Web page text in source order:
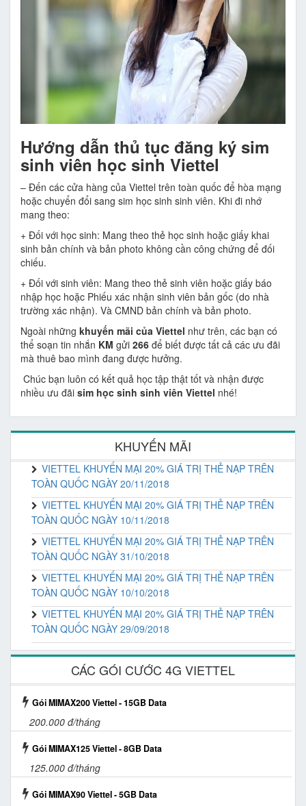
Hướng dẫn thủ tục đăng ký sim
sinh viên học sinh Viettel
– Đến các cửa hàng của Viettel trên toàn quốc để hòa mạng
hoặc chuyển đổi sang sim học sinh sinh viên. Khi đi nhớ
mang theo:
+ Đối với học sinh: Mang theo thẻ học sinh hoặc giấy khai
sinh bản chính và bản photo không cần công chứng để đối
chiếu.
+ Đối với sinh viên: Mang theo thẻ sinh viên hoặc giấy báo
nhập học hoặc Phiếu xác nhận sinh viên bản gốc (do nhà
trường xác nhận). Và CMND bản chính và bản photo.
Ngoài những khuyến mãi của Viettel như trên, các bạn có
thể soạn tin nhắn KM gửi 266 để biết được tất cả các ưu đãi
mà thuê bao mình đang được hưởng.
Chúc bạn luôn có kết quả học tập thật tốt và nhận được
nhiều ưu đãi sim học sinh sinh viên Viettel nhé!
KHUYẾN MÃI
VIETTEL KHUYẾN MẠI 20% GIÁ TRỊ THẺ NẠP TRÊN
TOÀN QUỐC NGÀY 20/11/2018
VIETTEL KHUYẾN MẠI 20% GIÁ TRỊ THẺ NẠP TRÊN
TOÀN QUỐC NGÀY 10/11/2018
VIETTEL KHUYẾN MẠI 20% GIÁ TRỊ THẺ NẠP TRÊN
TOÀN QUỐC NGÀY 31/10/2018
VIETTEL KHUYẾN MẠI 20% GIÁ TRỊ THẺ NẠP TRÊN
TOÀN QUỐC NGÀY 10/10/2018
VIETTEL KHUYẾN MẠI 20% GIÁ TRỊ THẺ NẠP TRÊN
TOÀN QUỐC NGÀY 29/09/2018
CÁC GÓI CƯỚC 4G VIETTEL
Gói MIMAX200 Viettel - 15GB Data
200.000 đ/tháng
Gói MIMAX125 Viettel - 8GB Data
125.000 đ/tháng
Gói MIMAX90 Viettel - 5GB Data